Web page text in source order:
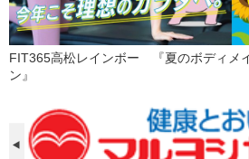
FIT365高松レインボー 『夏のボディメ
ン』